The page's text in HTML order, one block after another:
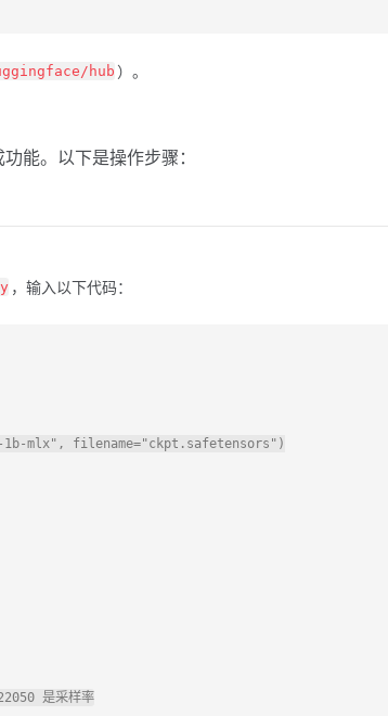
hub ）。
能。以下是操作步骤：
，输入以下代码：
1b-mlx", filename="ckpt.safetensors")